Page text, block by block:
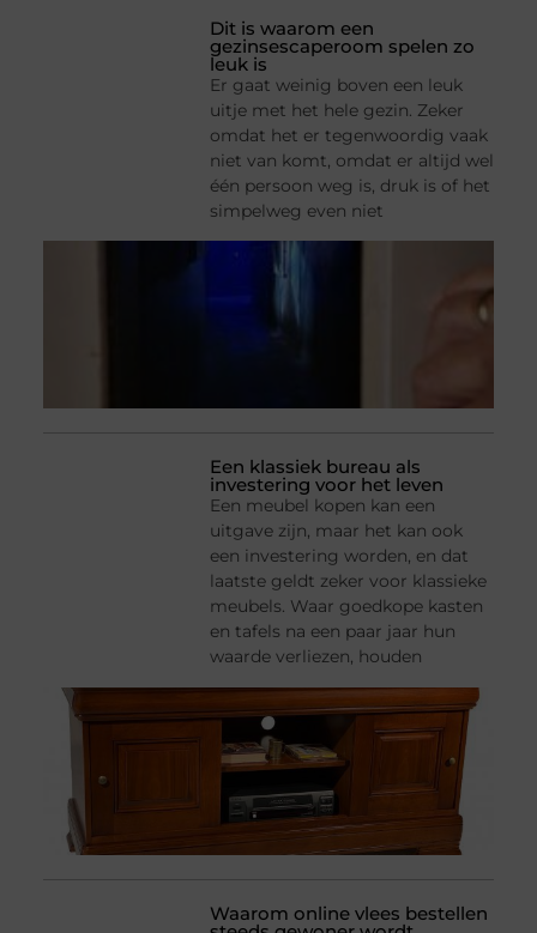
Dit is waarom een
gezinsescaperoom spelen zo
leuk is
Er gaat weinig boven een leuk
uitje met het hele gezin. Zeker
omdat het er tegenwoordig vaak
niet van komt, omdat er altijd wel
één persoon weg is, druk is of het
simpelweg even niet
Een klassiek bureau als
investering voor het leven
Een meubel kopen kan een
uitgave zijn, maar het kan ook
een investering worden, en dat
laatste geldt zeker voor klassieke
meubels. Waar goedkope kasten
en tafels na een paar jaar hun
waarde verliezen, houden
Waarom online vlees bestellen